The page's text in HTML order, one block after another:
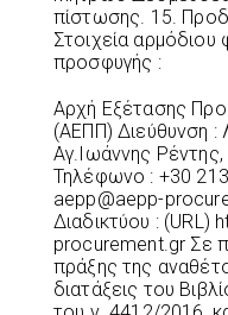
πίστωσης. 15.
Στοιχεία αρμόδιου
προσφυγής :
Αρχή Εξέτασης
(ΑΕΠΠ) Διεύθυνση
Αγ.Ιωάννης Ρέντης,
Τηλέφωνο : +30
aepp@aepp-
Διαδικτύου : (URL)
procurement.gr Σε
πράξης της
διατάξεις του